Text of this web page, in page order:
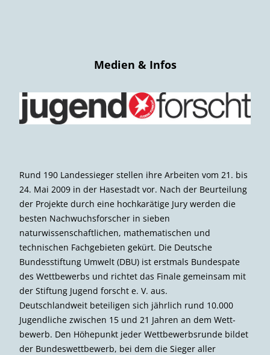
Medien & Infos
Rund 190 Landessieger stellen ihre Arbeiten vom 21. bis
24. Mai 2009 in der Hasestadt vor. Nach der Beurteilung
der Projekte durch eine hochkarätige Jury werden die
besten Nachwuchsforscher in sieben
naturwissenschaftlichen, mathematischen und
technischen Fachgebieten gekürt. Die Deutsche
Bundesstiftung Umwelt (DBU) ist erstmals Bundespate
des Wettbewerbs und richtet das Finale gemeinsam mit
der Stiftung Jugend forscht e. V. aus.
Deutschlandweit beteiligen sich jährlich rund 10.000
Jugendliche zwischen 15 und 21 Jahren an dem Wett­
bewerb. Den Höhepunkt jeder Wettbewerbsrunde bildet
der Bundeswettbewerb, bei dem die Sieger aller